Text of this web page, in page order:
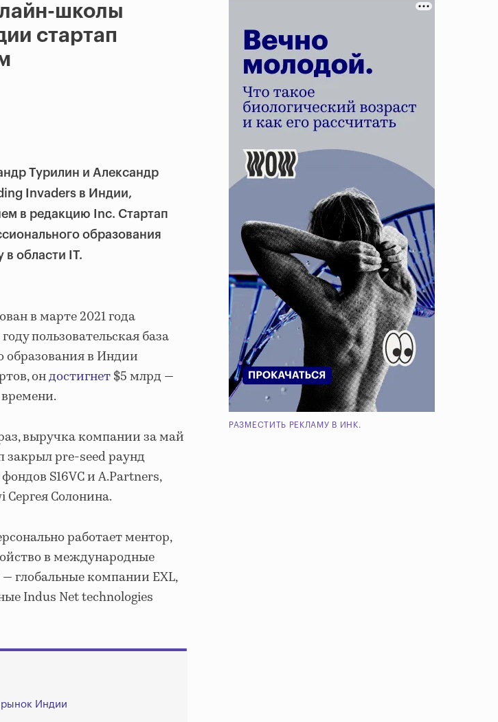
школы
стартап
Турилин и Александр
Invaders в Индии,
в редакцию Inc. Стартап
образования
области IT.
в марте 2021 года
пользовательская база
образования в Индии
ондостигнет$5 млрд —
выручка компании за май
закрыл pre-seed раунд
S16VC и A.Partners,
Сергея Солонина.
работает ментор,
в международные
глобальные компании EXL,
Indus Net technologies
рынок Индии
РАЗМЕСТИТЬ РЕКЛАМУ В ИНК.